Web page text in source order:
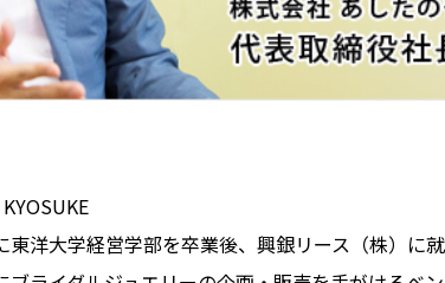
洋大学経営学部を卒業後、興銀リース（株）に